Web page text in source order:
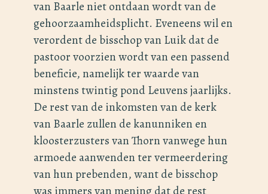
van Baarle niet ontdaan wordt van de
gehoorzaamheidsplicht. Eveneens wil en
verordent de bisschop van Luik dat de
pastoor voorzien wordt van een passend
beneficie, namelijk ter waarde van
minstens twintig pond Leuvens jaarlijks.
De rest van de inkomsten van de kerk
van Baarle zullen de kanunniken en
kloosterzusters van Thorn vanwege hun
armoede aanwenden ter vermeerdering
van hun prebenden, want de bisschop